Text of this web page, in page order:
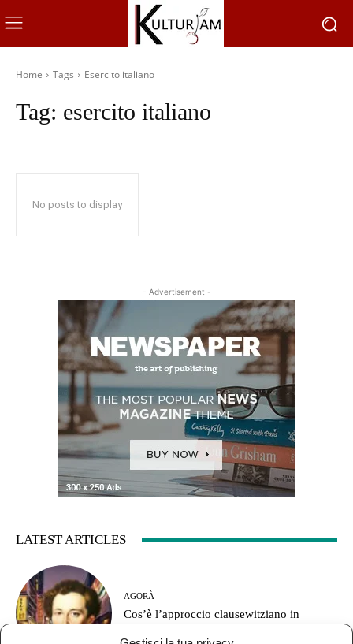
Home Tags Esercito italiano
Tag: esercito italiano
No posts to display
- Advertisement -
LATEST ARTICLES
AGORÀ
Cos’è l’approccio clausewitziano in
geopolitica?